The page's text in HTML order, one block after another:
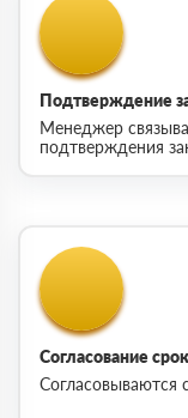
Подтверждение
Менеджер
подтверждения
Согласование
Согласовываются